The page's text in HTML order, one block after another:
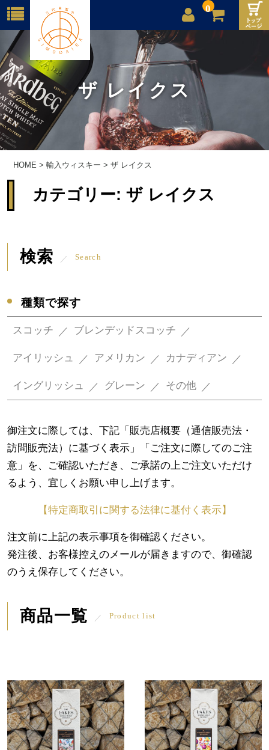
0
店舗案内
ご利用案内
送料
お問合せ
ザ レイクス
HOME >輸入ウィスキー >ザ レイクス
カテゴリー:ザ レイクス
検索 Search
種類で探す
スコッチ ブレンデッドスコッチ
アイリッシュ アメリカン カナディアン
イングリッシュ グレーン その他
御注文に際しては、下記「販売店概要（通信販売法・
訪問販売法）に基づく表示」「ご注文に際してのご注
意」を、ご確認いただき、ご承諾の上ご注文いただけ
るよう、宜しくお願い申し上げます。
【特定商取引に関する法律に基付く表示】
注文前に上記の表示事項を御確認ください。
発注後、お客様控えのメールが届きますので、御確認
のうえ保存してください。
商品一覧 Product list